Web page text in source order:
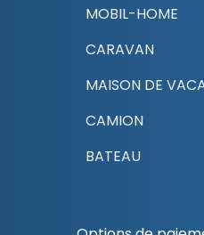
MOBIL-HOME
CARAVAN
MAISON DE
CAMION
BATEAU